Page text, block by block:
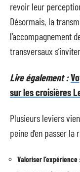
revoir leur
Désormais, la
l’accompagnement
transversaux
Lire également :
sur les croisières
Plusieurs leviers
peine d’en passer la
Valoriser l’expérience